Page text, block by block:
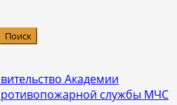
Академии
службы МЧС